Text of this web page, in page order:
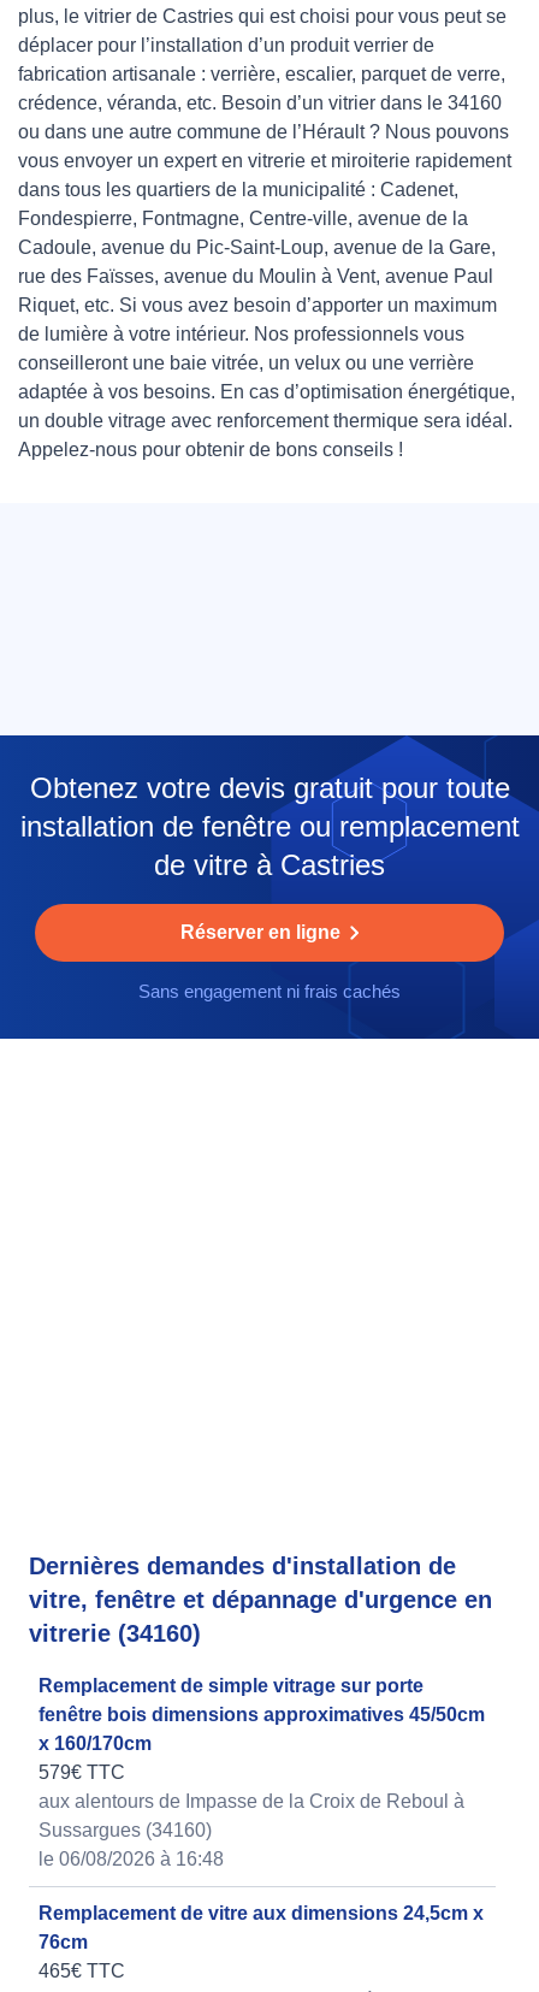
plus, le vitrier de Castries qui est choisi pour vous peut se
déplacer pour l’installation d’un produit verrier de
fabrication artisanale : verrière, escalier, parquet de verre,
crédence, véranda, etc. Besoin d’un vitrier dans le 34160
ou dans une autre commune de l’Hérault ? Nous pouvons
vous envoyer un expert en vitrerie et miroiterie rapidement
dans tous les quartiers de la municipalité : Cadenet,
Fondespierre, Fontmagne, Centre-ville, avenue de la
Cadoule, avenue du Pic-Saint-Loup, avenue de la Gare,
rue des Faïsses, avenue du Moulin à Vent, avenue Paul
Riquet, etc. Si vous avez besoin d’apporter un maximum
de lumière à votre intérieur. Nos professionnels vous
conseilleront une baie vitrée, un velux ou une verrière
adaptée à vos besoins. En cas d’optimisation énergétique,
un double vitrage avec renforcement thermique sera idéal.
Appelez-nous pour obtenir de bons conseils !
Obtenez votre devis gratuit pour toute
installation de fenêtre ou remplacement
de vitre à Castries
Réserver en ligne
Sans engagement ni frais cachés
Dernières demandes d'installation de
vitre, fenêtre et dépannage d'urgence en
vitrerie (34160)
Remplacement de simple vitrage sur porte
fenêtre bois dimensions approximatives 45/50cm
x 160/170cm
579€ TTC
aux alentours de Impasse de la Croix de Reboul à
Sussargues (34160)
le 06/08/2026 à 16:48
Remplacement de vitre aux dimensions 24,5cm x
76cm
465€ TTC